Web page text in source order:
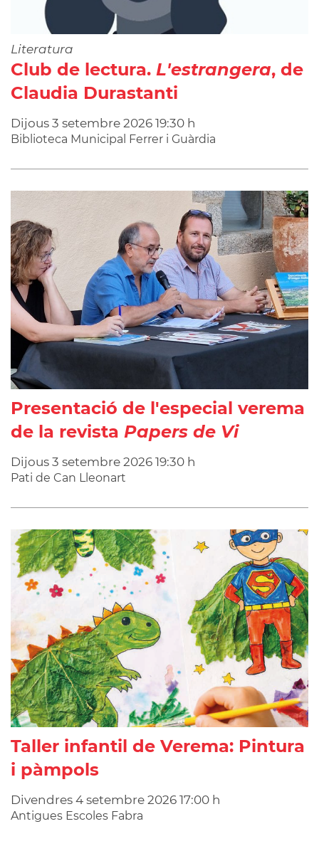
Literatura
Club de lectura. L'estrangera, de
Claudia Durastanti
Dijous 3 setembre 2026 19:30 h
Biblioteca Municipal Ferrer i Guàrdia
Presentació de l'especial verema
de la revista Papers de Vi
Dijous 3 setembre 2026 19:30 h
Pati de Can Lleonart
Taller infantil de Verema: Pintura
i pàmpols
Divendres 4 setembre 2026 17:00 h
Antigues Escoles Fabra